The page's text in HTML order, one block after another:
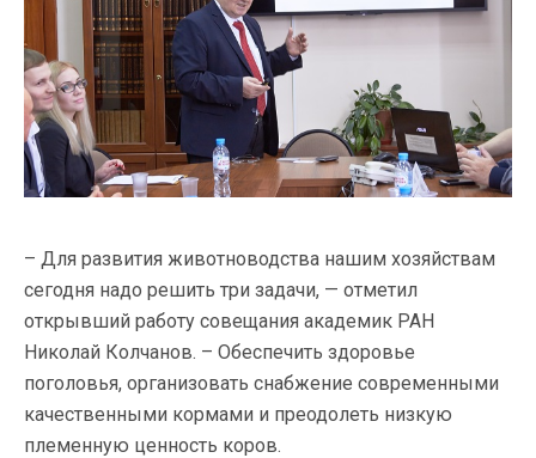
– Для развития животноводства нашим хозяйствам
сегодня надо решить три задачи, — отметил
открывший работу совещания академик РАН
Николай Колчанов. – Обеспечить здоровье
поголовья, организовать снабжение современными
качественными кормами и преодолеть низкую
племенную ценность коров.